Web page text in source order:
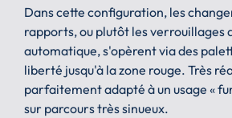
Dans cette configuration, les
rapports, ou plutôt les verrouillages
automatique, s'opèrent via des
liberté jusqu'à la zone rouge. Très
parfaitement adapté à un usage «
sur parcours très sinueux.